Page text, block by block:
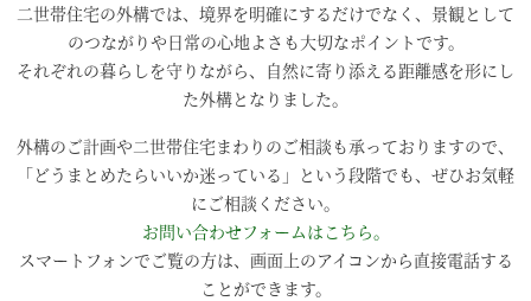
二世帯住宅の外構では、境界を明確にするだけでなく、景観として
のつながりや日常の心地よさも大切なポイントです。
それぞれの暮らしを守りながら、自然に寄り添える距離感を形にし
た外構となりました。
外構のご計画や二世帯住宅まわりのご相談も承っておりますので、
「どうまとめたらいいか迷っている」という段階でも、ぜひお気軽
にご相談ください。
お問い合わせフォームはこちら。
スマートフォンでご覧の方は、画面上のアイコンから直接電話する
ことができます。